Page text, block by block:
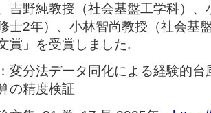
吉野純教授（社会基盤工学科）
士2年）、小林智尚教授（社会基
賞」を受賞しました.
変分法データ同化による経験的
の精度検証